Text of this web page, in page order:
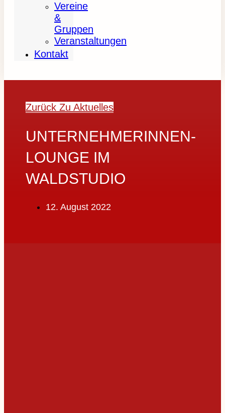
Vereine
&
Gruppen
Veranstaltungen
Kontakt
Zurück Zu Aktuelles
UNTERNEHMERINNEN-
LOUNGE IM
WALDSTUDIO
12. August 2022